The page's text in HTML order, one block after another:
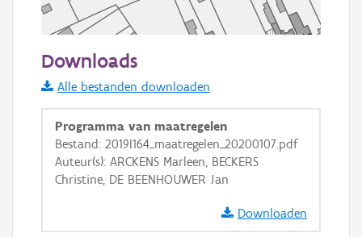
Informatie Vlaanderen
i
+ −
Downloads
Alle bestanden downloaden
Programma van maatregelen
Bestand: 2019I164_maatregelen_20200107.pdf
Auteur(s): ARCKENS Marleen, BECKERS
Christine, DE BEENHOUWER Jan
Downloaden